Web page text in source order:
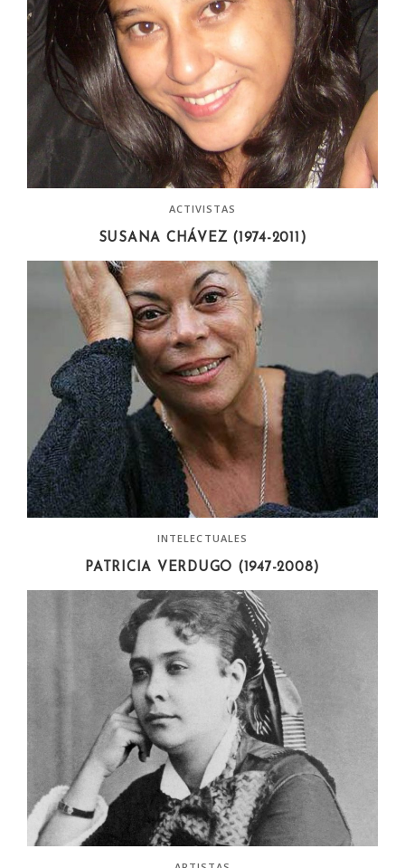
ACTIVISTAS
SUSANA CHÁVEZ (1974-2011)
INTELECTUALES
PATRICIA VERDUGO (1947-2008)